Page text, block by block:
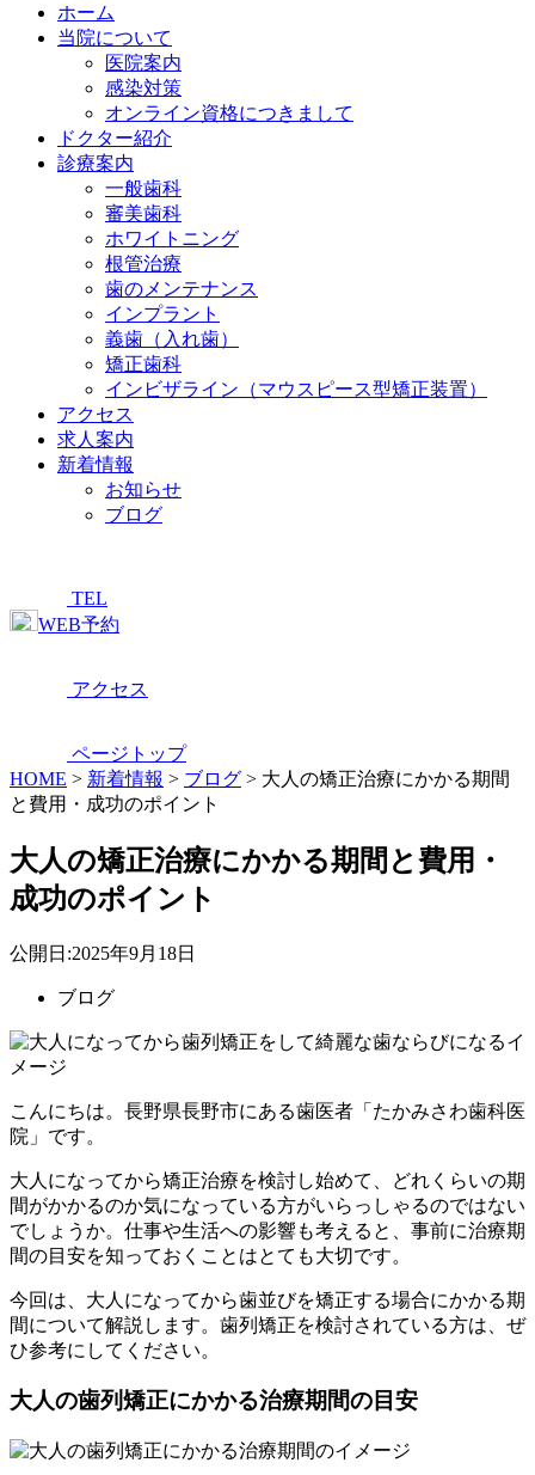
ホーム
当院について
医院案内
感染対策
オンライン資格につきまして
ドクター紹介
診療案内
一般歯科
審美歯科
ホワイトニング
根管治療
歯のメンテナンス
インプラント
義歯（入れ歯）
矯正歯科
インビザライン（マウスピース型矯正装置）
アクセス
求人案内
新着情報
お知らせ
ブログ
TEL
WEB予約
アクセス
ページトップ
HOME > 新着情報 > ブログ > 大人の矯正治療にかかる期間
と費用・成功のポイント
大人の矯正治療にかかる期間と費用・
成功のポイント
公開日:2025年9月18日
ブログ
こんにちは。長野県長野市にある歯医者「たかみさわ歯科医
院」です。
大人になってから矯正治療を検討し始めて、どれくらいの期
間がかかるのか気になっている方がいらっしゃるのではない
でしょうか。仕事や生活への影響も考えると、事前に治療期
間の目安を知っておくことはとても大切です。
今回は、大人になってから歯並びを矯正する場合にかかる期
間について解説します。歯列矯正を検討されている方は、ぜ
ひ参考にしてください。
大人の歯列矯正にかかる治療期間の目安